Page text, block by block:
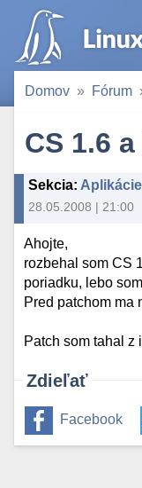
Domov Fórum
CS 1.6
Sekcia:
28.05.2008 | 21:00
Ahojte,
rozbehal som CS
poriadku, lebo
Pred patchom ma
Patch som tahal z
Zdieľať
Facebook